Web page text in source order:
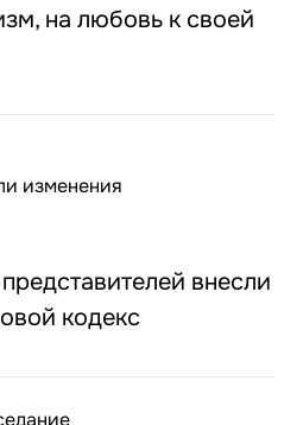
на любовь к своей
внесли
кодекс